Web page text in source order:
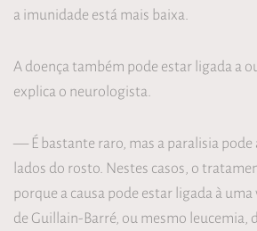
a imunidade está mais baixa.
A doença também pode estar ligada a
explica o neurologista.
— É bastante raro, mas a paralisia pode
lados do rosto. Nestes casos, o
porque a causa pode estar ligada à
de Guillain-Barré, ou mesmo leucemia,